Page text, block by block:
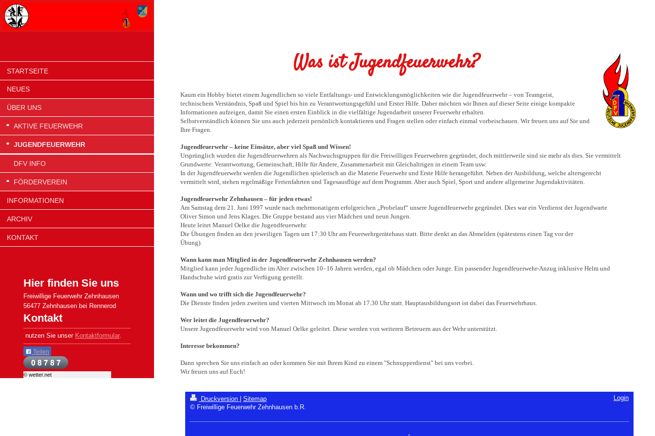
STARTSEITE
NEUES
ÜBER UNS
AKTIVE FEUERWEHR
JUGENDFEUERWEHR
DFV INFO
FÖRDERVEREIN
INFORMATIONEN
ARCHIV
KONTAKT
Hier finden Sie uns
Freiwillige Feuerwehr Zehnhausen
56477 Zehnhausen bei Rennerod
Kontakt
nutzen Sie unser Kontaktformular.
Teilen
© wetter.net
Was ist Jugendfeuerwehr?
Kaum ein Hobby bietet einem Jugendlichen so viele Entfaltungs- und Entwicklungsmöglichkeiten wie die Jugendfeuerwehr – von Teamgeist,
technischem Verständnis, Spaß und Spiel bis hin zu Verantwortungsgefühl und Erster Hilfe. Daher möchten wir Ihnen auf dieser Seite einige kompakte
Informationen aufzeigen, damit Sie einen ersten Einblick in die vielfältige Jugendarbeit unserer Feuerwehr erhalten.
Selbstverständlich können Sie uns auch jederzeit persönlich kontaktieren und Fragen stellen oder einfach einmal vorbeischauen. Wir freuen uns auf Sie und
Ihre Fragen.
Jugendfeuerwehr – keine Einsätze, aber viel Spaß und Wissen!
Ursprünglich wurden die Jugendfeuerwehren als Nachwuchsgruppen für die Freiwilligen Feuerwehren gegründet, doch mittlerweile sind sie mehr als dies. Sie vermittelt
Grundwerte: Verantwortung, Gemeinschaft, Hilfe für Andere, Zusammenarbeit mit Gleichaltrigen in einem Team usw.
In der Jugendfeuerwehr werden die Jugendlichen spielerisch an die Materie Feuerwehr und Erste Hilfe herangeführt. Neben der Ausbildung, welche altersgerecht
vermittelt wird, stehen regelmäßige Ferienfahrten und Tagesausflüge auf dem Programm. Aber auch Spiel, Sport und andere allgemeine Jugendaktivitäten.
Jugendfeuerwehr Zehnhausen – für jeden etwas!
Am Samstag dem 21. Juni 1997 wurde nach mehrmonatigem erfolgreichen „Probelauf“ unsere Jugendfeuerwehr gegründet. Dies war ein Verdienst der Jugendwarte
Oliver Simon und Jens Klages. Die Gruppe bestand aus vier Mädchen und neun Jungen.
Heute leitet Manuel Oelke die Jugendfeuerwehr.
Die Übungen finden an den jeweiligen Tagen um 17:30 Uhr am Feuerwehrgerätehaus statt. Bitte denkt an das Abmelden (spätestens einen Tag vor der
Übung).
Wann kann man Mitglied in der Jugendfeuerwehr Zehnhausen werden?
Mitglied kann jeder Jugendliche im Alter zwischen 10–16 Jahren werden, egal ob Mädchen oder Junge. Ein passender Jugendfeuerwehr-Anzug inklusive Helm und
Handschuhe wird gratis zur Verfügung gestellt.
Wann und wo trifft sich die Jugendfeuerwehr?
Die Dienste finden jeden zweiten und vierten Mittwoch im Monat ab 17.30 Uhr statt. Hauptausbildungsort ist dabei das Feuerwehrhaus.
Wer leitet die Jugendfeuerwehr?
Unsere Jugendfeuerwehr wird von Manuel Oelke geleitet. Diese werden von weiteren Betreuern aus der Wehr unterstützt.
Interesse bekommen?
Dann sprechen Sie uns einfach an oder kommen Sie mit Ihrem Kind zu einem "Schnupperdienst" bei uns vorbei.
Wir freuen uns auf Euch!
Druckversion
Sitemap
© Freiwillige Feuerwehr Zehnhausen b.R.
Login